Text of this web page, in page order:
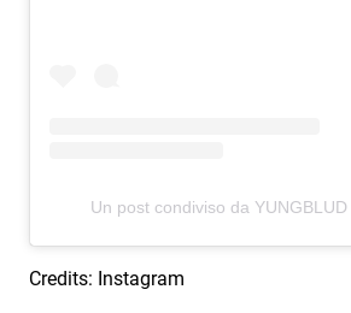
Un post condiviso da
Credits: Instagram